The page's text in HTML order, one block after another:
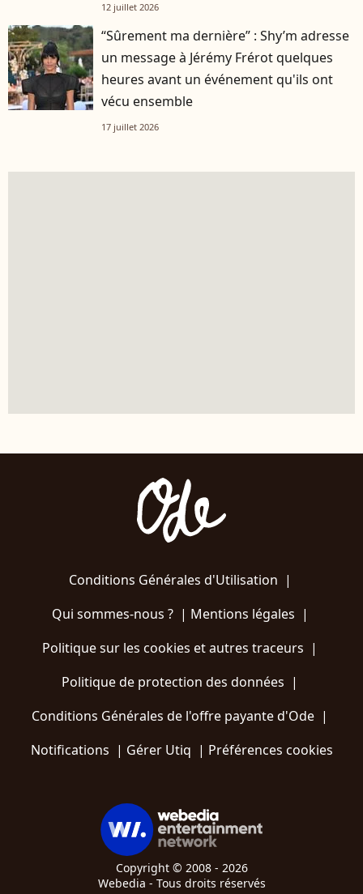
12 juillet 2026
“Sûrement ma dernière” : Shy’m adresse
un message à Jérémy Frérot quelques
heures avant un événement qu'ils ont
vécu ensemble
17 juillet 2026
Conditions Générales d'Utilisation |
Qui sommes-nous ?| Mentions légales |
Politique sur les cookies et autres traceurs |
Politique de protection des données |
Conditions Générales de l'offre payante d'Ode |
Notifications | Gérer Utiq | Préférences cookies
Copyright © 2008 - 2026
Webedia - Tous droits réservés